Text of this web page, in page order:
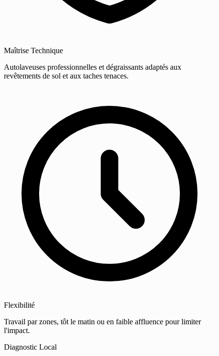
Maîtrise Technique
Autolaveuses professionnelles et dégraissants adaptés aux
revêtements de sol et aux taches tenaces.
Flexibilité
Travail par zones, tôt le matin ou en faible affluence pour limiter
l'impact.
Diagnostic Local